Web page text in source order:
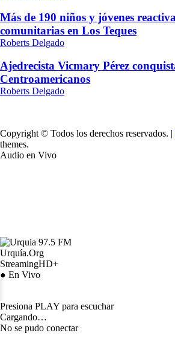
Más de 190 niños y jóvenes
comunitarias en Los Teques
Roberts Delgado
Ajedrecista Vicmary Pérez
Centroamericanos
Roberts Delgado
Copyright © Todos los derechos reservados. |
themes.
Audio en Vivo
Urquía.Org
StreamingHD+
● En Vivo
Presiona PLAY para escuchar
Cargando…
No se pudo conectar